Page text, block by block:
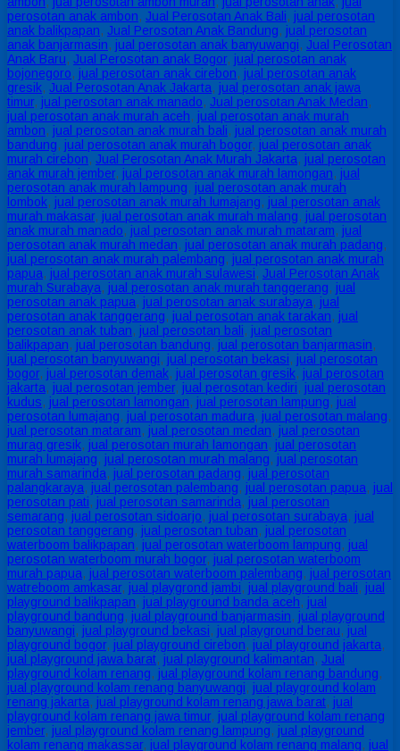
perosotan anak ambon, Jual Perosotan Anak Bali, jual perosotan
anak balikpapan, Jual Perosotan Anak Bandung, jual perosotan
anak banjarmasin, jual perosotan anak banyuwangi, Jual Perosotan
Anak Baru, Jual Perosotan anak Bogor, jual perosotan anak
bojonegoro, jual perosotan anak cirebon, jual perosotan anak
gresik, Jual Perosotan Anak Jakarta, jual perosotan anak jawa
timur, jual perosotan anak manado, Jual perosotan Anak Medan,
jual perosotan anak murah aceh, jual perosotan anak murah
ambon, jual perosotan anak murah bali, jual perosotan anak murah
bandung, jual perosotan anak murah bogor, jual perosotan anak
murah cirebon, Jual Perosotan Anak Murah Jakarta, jual perosotan
anak murah jember, jual perosotan anak murah lamongan, jual
perosotan anak murah lampung, jual perosotan anak murah
lombok, jual perosotan anak murah lumajang, jual perosotan anak
murah makasar, jual perosotan anak murah malang, jual perosotan
anak murah manado, jual perosotan anak murah mataram, jual
perosotan anak murah medan, jual perosotan anak murah padang,
jual perosotan anak murah palembang, jual perosotan anak murah
papua, jual perosotan anak murah sulawesi, Jual Perosotan Anak
murah Surabaya, jual perosotan anak murah tanggerang, jual
perosotan anak papua, jual perosotan anak surabaya, jual
perosotan anak tanggerang, jual perosotan anak tarakan, jual
perosotan anak tuban, jual perosotan bali, jual perosotan
balikpapan, jual perosotan bandung, jual perosotan banjarmasin,
jual perosotan banyuwangi, jual perosotan bekasi, jual perosotan
bogor, jual perosotan demak, jual perosotan gresik, jual perosotan
jakarta, jual perosotan jember, jual perosotan kediri, jual perosotan
kudus, jual perosotan lamongan, jual perosotan lampung, jual
perosotan lumajang, jual perosotan madura, jual perosotan malang,
jual perosotan mataram, jual perosotan medan, jual perosotan
murag gresik, jual perosotan murah lamongan, jual perosotan
murah lumajang, jual perosotan murah malang, jual perosotan
murah samarinda, jual perosotan padang, jual perosotan
palangkaraya, jual perosotan palembang, jual perosotan papua, jual
perosotan pati, jual perosotan samarinda, jual perosotan
semarang, jual perosotan sidoarjo, jual perosotan surabaya, jual
perosotan tanggerang, jual perosotan tuban, jual perosotan
waterboom balikpapan, jual perosotan waterboom lampung, jual
perosotan waterboom murah bogor, jual perosotan waterboom
murah papua, jual perosotan waterboom palembang, jual perosotan
watreboom amkasar, jual playgrond jambi, jual playground bali, jual
playground balikpapan, jual playground banda aceh, jual
playground bandung, jual playground banjarmasin, jual playground
banyuwangi, jual playground bekasi, jual playground berau, jual
playground bogor, jual playground cirebon, jual playground jakarta,
jual playground jawa barat, jual playground kalimantan, Jual
playground kolam renang, jual playground kolam renang bandung,
jual playground kolam renang banyuwangi, jual playground kolam
renang jakarta, jual playground kolam renang jawa barat, jual
playground kolam renang jawa timur, jual playground kolam renang
jember, jual playground kolam renang lampung, jual playground
kolam renang makassar, jual playground kolam renang malang, jual